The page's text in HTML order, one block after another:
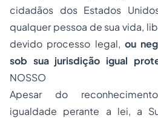
cidadãos dos Estados
qualquer pessoa de sua vida,
devido processo legal, ou
sob sua jurisdição igual
NOSSO
Apesar do
igualdade perante a lei, a